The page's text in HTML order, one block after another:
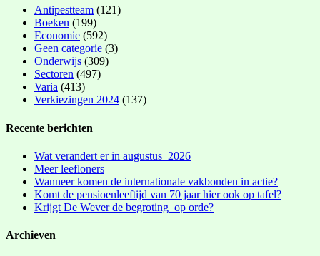
Antipestteam (121)
Boeken (199)
Economie (592)
Geen categorie (3)
Onderwijs (309)
Sectoren (497)
Varia (413)
Verkiezingen 2024 (137)
Recente berichten
Wat verandert er in augustus 2026
Meer leefloners
Wanneer komen de internationale vakbonden in actie?
Komt de pensioenleeftijd van 70 jaar hier ook op tafel?
Krijgt De Wever de begroting op orde?
Archieven